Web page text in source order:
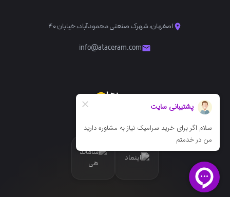
اصفهان، شهرک صنعتی محمودآباد، خیابان ۴۰
info@ataceram.com
مجوزها